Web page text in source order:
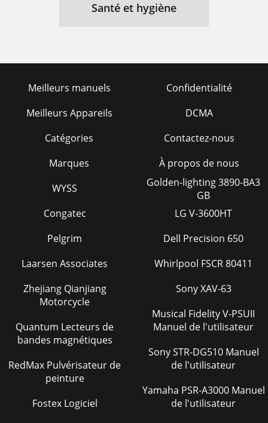
Santé et hygiène
Meilleurs manuels
Meilleurs Appareils
Catégories
Marques
Confidentialité
DCMA
Contactez-nous
À propos de nous
WYSS
Congatec
Pelgrim
Laarsen Associates
Zhejiang Qianjiang
Motorcycle
Quantum Lecteurs de
bandes magnétiques
RedMax Pulvérisateur de
peinture
Fostex Logiciel
Golden-lighting 3890-BA3
GB
LG V-3600HT
Dell Precision 650
Whirlpool FSCR 80411
Sony XAV-63
Musical Fidelity V-PSUII
Manuel de l'utilisateur
Sony STR-DG510 Manuel
de l'utilisateur
Yamaha PSR-A3000 Manuel
de l'utilisateur